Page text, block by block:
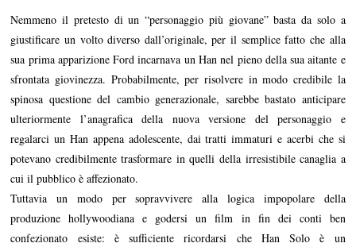
Nemmeno il pretesto di un “personaggio più giovane” basta da solo a
giustificare un volto diverso dall’originale, per il semplice fatto che alla
sua prima apparizione Ford incarnava un Han nel pieno della sua aitante e
sfrontata giovinezza. Probabilmente, per risolvere in modo credibile la
spinosa questione del cambio generazionale, sarebbe bastato anticipare
ulteriormente l’anagrafica della nuova versione del personaggio e
regalarci un Han appena adolescente, dai tratti immaturi e acerbi che si
potevano credibilmente trasformare in quelli della irresistibile canaglia a
cui il pubblico è affezionato.
Tuttavia un modo per sopravvivere alla logica impopolare della
produzione hollywoodiana e godersi un film in fin dei conti ben
confezionato esiste: è sufficiente ricordarsi che Han Solo è un